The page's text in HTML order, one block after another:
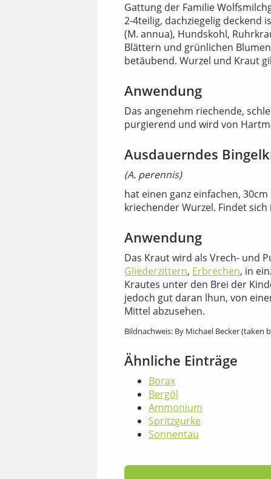
Gattung der Familie
2-4teilig, dachziegelig deckend
(M. annua), Hundskohl,
Blättern und grünlichen
betäubend. Wurzel und Kraut
Anwendung
Das angenehm riechende,
purgierend und wird von
Ausdauerndes
(A. perennis)
hat einen ganz einfachen,
kriechender Wurzel. Findet
Anwendung
Das Kraut wird als Vrech- und
Gliederzittern, Erbrechen, in
Krautes unter den Brei der
jedoch gut daran lhun, von
Mittel abzusehen.
Bildnachweis: By Michael Becker (taken
Ähnliche Einträge
Borax
Bergöl
Ammonium
Spritzgurke
Sonnentau